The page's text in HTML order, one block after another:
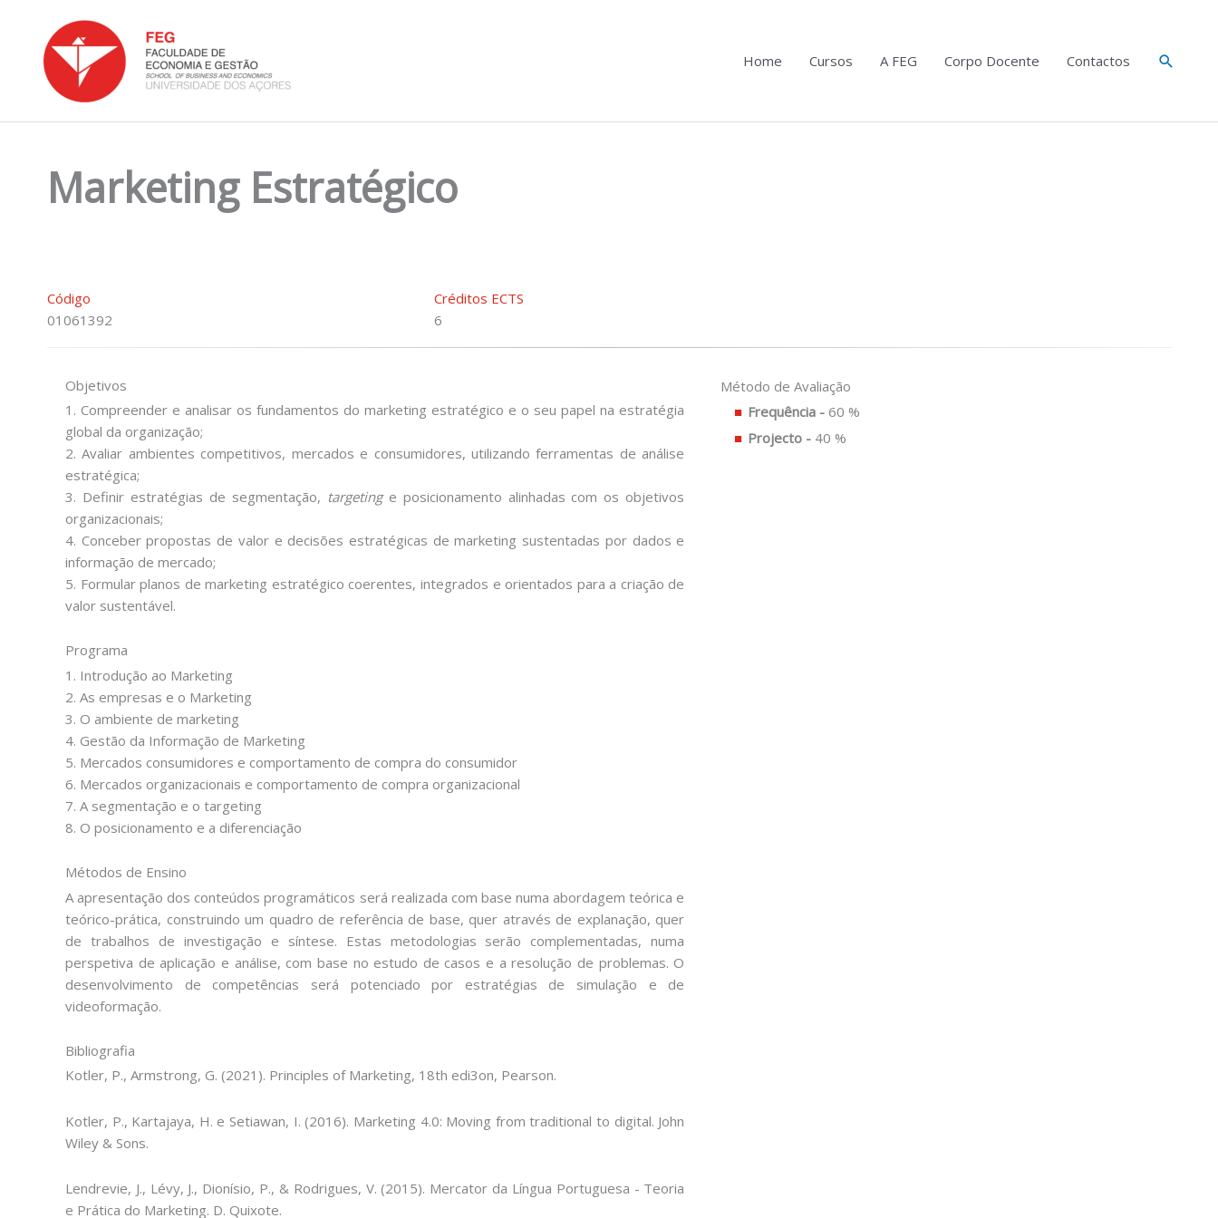
content
Home Cursos A FEG Corpo Docente Contactos Search
Marketing Estratégico
Código
01061392
Créditos ECTS
6
Objetivos
1. Compreender e analisar os fundamentos do marketing estratégico e o seu papel na estratégia
global da organização;
2. Avaliar ambientes competitivos, mercados e consumidores, utilizando ferramentas de análise
estratégica;
3. Definir estratégias de segmentação, targetinge posicionamento alinhadas com os objetivos
organizacionais;
4. Conceber propostas de valor e decisões estratégicas de marketing sustentadas por dados e
informação de mercado;
5. Formular planos de marketing estratégico coerentes, integrados e orientados para a criação de
valor sustentável.
Programa
1. Introdução ao Marketing
2. As empresas e o Marketing
3. O ambiente de marketing
4. Gestão da Informação de Marketing
5. Mercados consumidores e comportamento de compra do consumidor
6. Mercados organizacionais e comportamento de compra organizacional
7. A segmentação e o targeting
8. O posicionamento e a diferenciação
Métodos de Ensino
A apresentação dos conteúdos programáticos será realizada com base numa abordagem teórica e
teórico-prática, construindo um quadro de referência de base, quer através de explanação, quer
de trabalhos de investigação e síntese. Estas metodologias serão complementadas, numa
perspetiva de aplicação e análise, com base no estudo de casos e a resolução de problemas. O
desenvolvimento de competências será potenciado por estratégias de simulação e de
videoformação.
Bibliografia
Kotler, P., Armstrong, G. (2021). Principles of Marketing, 18th edi3on, Pearson.
Kotler, P., Kartajaya, H. e Setiawan, I. (2016). Marketing 4.0: Moving from traditional to digital. John
Wiley & Sons.
Lendrevie, J., Lévy, J., Dionísio, P., & Rodrigues, V. (2015). Mercator da Língua Portuguesa - Teoria
e Prática do Marketing. D. Quixote.
Método de Avaliação
Frequência - 60 %
Projecto - 40 %